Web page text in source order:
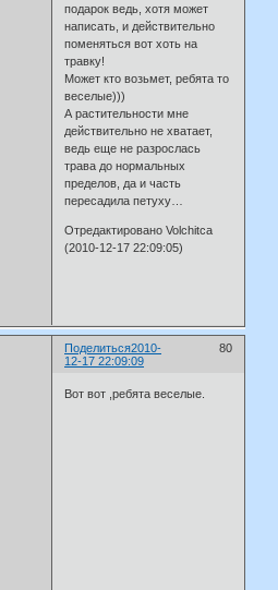
подарок ведь, хотя может
написать, и действительно
поменяться вот хоть на
травку!
Может кто возьмет, ребята то
веселые)))
А растительности мне
действительно не хватает,
ведь еще не разрослась
трава до нормальных
пределов, да и часть
пересадила петуху…
Отредактировано Volchitca
(2010-12-17 22:09:05)
Поделиться 80
2010-
12-17 22:09:09
Вот вот ,ребята веселые.